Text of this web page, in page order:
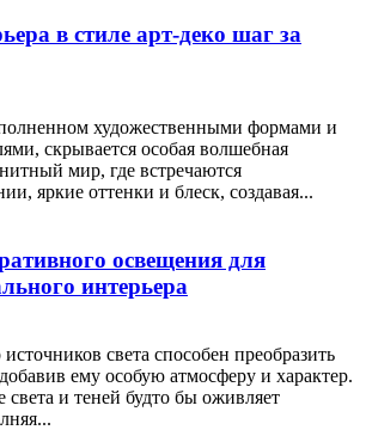
в стиле арт-деко шаг за
художественными формами и
скрывается особая волшебная
мир, где встречаются
яркие оттенки и блеск, создавая...
освещения для
интерьера
света способен преобразить
ему особую атмосферу и характер.
света и теней будто бы оживляет